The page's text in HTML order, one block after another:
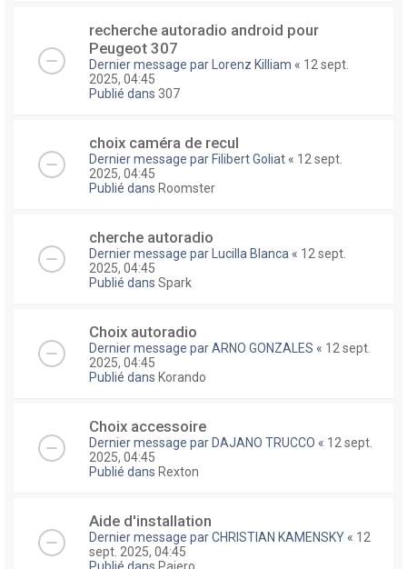
recherche autoradio android pour
Peugeot 307
Dernier message par Lorenz Killiam « 12 sept.
2025, 04:45
Publié dans 307
choix caméra de recul
Dernier message par Filibert Goliat « 12 sept.
2025, 04:45
Publié dans Roomster
cherche autoradio
Dernier message par Lucilla Blanca « 12 sept.
2025, 04:45
Publié dans Spark
Choix autoradio
Dernier message parARNO GONZALES « 12 sept.
2025, 04:45
Publié dans Korando
Choix accessoire
Dernier message par DAJANO TRUCCO « 12 sept.
2025, 04:45
Publié dans Rexton
Aide d'installation
Dernier message parCHRISTIAN KAMENSKY « 12
sept. 2025, 04:45